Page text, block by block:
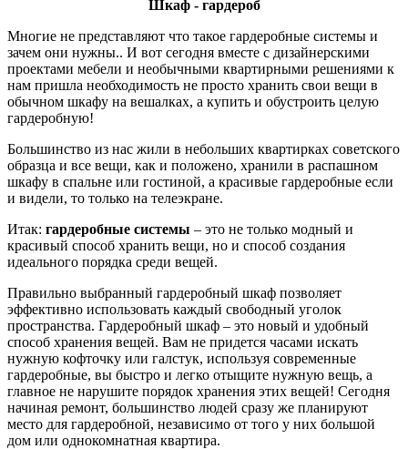
Шкаф - гардероб
Многие не представляют что такое гардеробные системы и
зачем они нужны.. И вот сегодня вместе с дизайнерскими
проектами мебели и необычными квартирными решениями к
нам пришла необходимость не просто хранить свои вещи в
обычном шкафу на вешалках, а купить и обустроить целую
гардеробную!
Большинство из нас жили в небольших квартирках советского
образца и все вещи, как и положено, хранили в распашном
шкафу в спальне или гостиной, а красивые гардеробные если
и видели, то только на телеэкране.
Итак: гардеробные системы – это не только модный и
красивый способ хранить вещи, но и способ создания
идеального порядка среди вещей.
Правильно выбранный гардеробный шкаф позволяет
эффективно использовать каждый свободный уголок
пространства. Гардеробный шкаф – это новый и удобный
способ хранения вещей. Вам не придется часами искать
нужную кофточку или галстук, используя современные
гардеробные, вы быстро и легко отыщите нужную вещь, а
главное не нарушите порядок хранения этих вещей! Сегодня
начиная ремонт, большинство людей сразу же планируют
место для гардеробной, независимо от того у них большой
дом или однокомнатная квартира.